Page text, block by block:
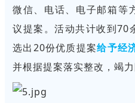
微信、电话、电子邮箱等
议提案。活动共计收到70
选出20份优质提案给予经
并根据提案落实整改，竭力